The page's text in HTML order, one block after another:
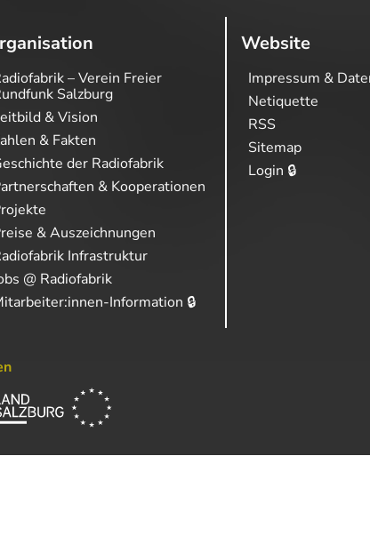
– Verein Freier
Salzburg
& Vision
& Fakten
der Radiofabrik
& Kooperationen
& Auszeichnungen
Infrastruktur
@ Radiofabrik
Information 🔒
Website
Impressum &
Netiquette
RSS
Sitemap
Login 🔒